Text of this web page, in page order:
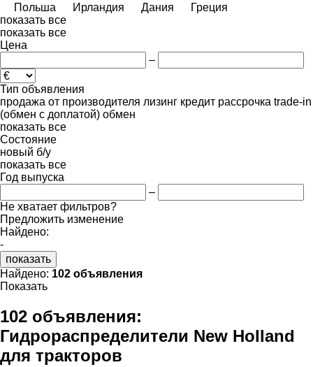
Польша
Ирландия Дания
Греция
показать все
показать все
Цена
–
Тип объявления
продажа от производителя лизинг кредит рассрочка trade-in
(обмен с доплатой) обмен
показать все
Состояние
новый б/у
показать все
Год выпуска
–
Не хватает фильтров?
Предложить изменение
Найдено:
-
показать
Найдено: 102 объявления
Показать
102 объявления:
Гидрораспределители New Holland
для тракторов